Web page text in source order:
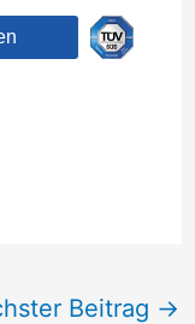
Beitrag →